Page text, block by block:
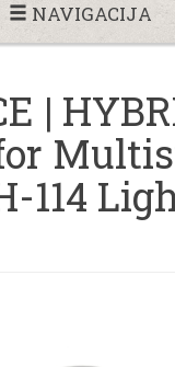
NAVIGACIJA
|
114